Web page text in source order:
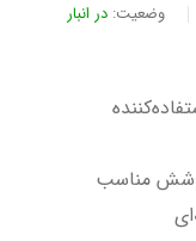
وضعیت: در انبار
مناسب